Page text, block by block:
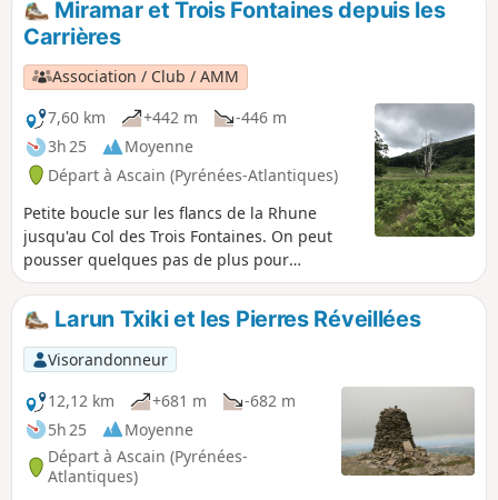
Miramar et Trois Fontaines depuis les
Carrières
Association / Club / AMM
7,60 km
+442 m
-446 m
3h 25
Moyenne
Départ à Ascain (Pyrénées-Atlantiques)
Petite boucle sur les flancs de la Rhune
jusqu'au Col des Trois Fontaines. On peut
pousser quelques pas de plus pour
découvrir les Cromlechs.
Larun Txiki et les Pierres Réveillées
Visorandonneur
12,12 km
+681 m
-682 m
5h 25
Moyenne
Départ à Ascain (Pyrénées-
Atlantiques)